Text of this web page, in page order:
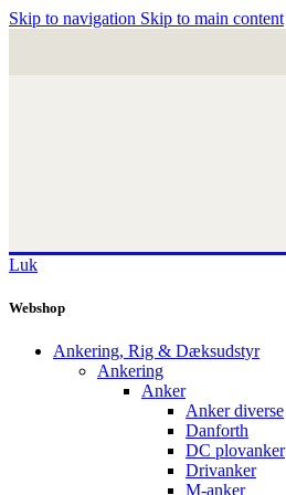
Skip to navigation Skip to main content
Luk
Webshop
Ankering, Rig & Dæksudstyr
Ankering
Anker
Anker diverse
Danforth
DC plovanker
Drivanker
M-anker